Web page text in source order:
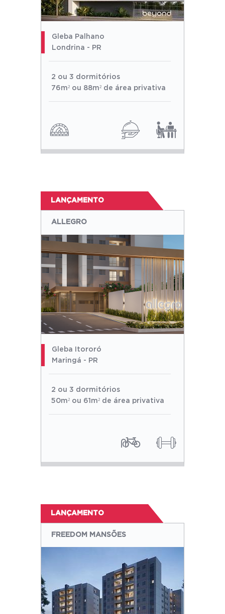
Gleba Palhano
Londrina - PR
2 ou 3 dormitórios
76m² ou 88m² de área privativa
LANÇAMENTO
ALLEGRO
Gleba Itororó
Maringá - PR
2 ou 3 dormitórios
50m² ou 61m² de área privativa
LANÇAMENTO
FREEDOM MANSÕES